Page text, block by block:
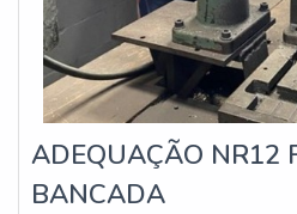
ADEQUAÇÃO NR12
BANCADA